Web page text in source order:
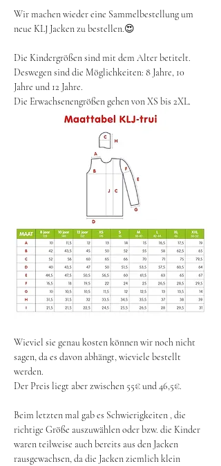
Wir machen wieder eine Sammelbestellung um
neue KLJ Jacken zu bestellen.😍
Die Kindergrößen sind mit dem Alter betitelt.
Deswegen sind die Möglichkeiten: 8 Jahre, 10
Jahre und 12 Jahre.
Die Erwachsenengrößen gehen von XS bis 2XL.
Wieviel sie genau kosten können wir noch nicht
sagen, da es davon abhängt, wieviele bestellt
werden.
Der Preis liegt aber zwischen 55€ und 46,5€.
Beim letzten mal gab es Schwierigkeiten , die
richtige Größe auszuwählen oder bzw. die Kinder
waren teilweise auch bereits aus den Jacken
rausgewachsen, da die Jacken ziemlich klein